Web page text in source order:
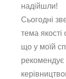
надійшли!
Сьогодні
тема якості
що у моїй
рекомендує